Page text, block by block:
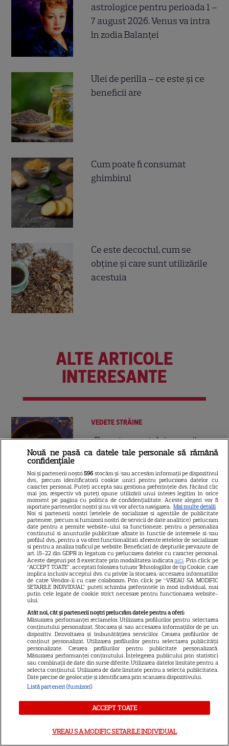
astrologice pentru perioada 1 –
7 august 2026. Venus va intra
în zodia Balanței
Ulei de perilla – ce este și ce
beneficii are
Cum poate fi consumat
ghimbirul
Ce este decoctul, cum se
obţine şi care sunt utilizările
acestuia
ALTE ARTICOLE
INTERESANTE
11
VEDETE STRĂINE
„Povestea peștelui posac”,
aventura animată inspirată
York Times, ajunge în
cinematografe pe 7 august
16
NETFLIX
Noutăți Netflix în august 2026:
Robert De Niro, „Nosferatu” și
noile sezoane din „Outer
Banks” și „Un veac de
singurătate”
14
Sean Astin din „Stăpânul
Inelelor” a fost nevoit să își
vândă casa din cauza
salariului mic: Câți bani a
primit de fapt
Elon Musk, atac la adresa
regizorului premiat cu Oscar
Nouă ne pasă ca datele tale personale să rămână
confidențiale
Noi și partenerii noștri596 stocăm și/sau accesăm informații pe dispozitivul
dvs., precum identificatorii cookie unici pentru prelucrarea datelor cu
caracter personal. Puteți accepta sau gestiona preferințele dvs. făcând clic
mai jos, respectiv vă puteți opune utilizării unui interes legitim în orice
moment pe pagina cu politica de confidențialitate. Aceste alegeri vor fi
raportate partenerilor noștri și nu vă vor afecta navigarea. Mai multe detalii
Noi si partenerii nostri (retelele de socializare si agentiile de publicitate
partenere, precum si furnizorii nostri de servicii de date analitice) prelucram
date pentru a permite website-ului sa functioneze, pentru a personaliza
continutul si anunturile publicitare afisate in functie de interesele si/sau
profilul dvs., pentru a va oferi functionalitati aferente retelelor de socializare
si pentru a analiza traficul pe website. Beneficiati de drepturile prevazute de
art. 15-22 din GDPR in legatura cu prelucrarea datelor cu caracter personal.
Aceste drepturi pot fi exercitate prin modalitatea indicataaici. Prin click pe
“ACCEPT TOATE”, acceptati folosirea tuturor Tehnologiilor de tip Cookie, care
implica inclusiv acceptul dvs. cu privire la stocarea/accesarea informatiilor
de catre Vendor-ii cu care colaboram. Prin click pe “VREAU SA MODIFIC
SETARILE INDIVIDUAL” puteti schimba preferintele in mod individual, mai
putin cele legate de cookie strict necesare pentru functionarea website-
ului.
Atât noi, cât și partenerii noștri prelucrăm datele pentru a oferi:
Măsurarea performanței reclamelor. Utilizarea profilurilor pentru selectarea
conținutului personalizat. Stocarea și/sau accesarea informațiilor de pe un
dispozitiv. Dezvoltarea și îmbunătățirea serviciilor. Crearea profilurilor de
conținut personalizat. Utilizarea profilurilor pentru selectarea publicității
personalizate. Crearea profilurilor pentru publicitate personalizată.
Măsurarea performanței conținutului. Înțelegerea publicului prin statistici
sau combinații de date din surse diferite. Utilizarea datelor limitate pentru a
selecta conținutul. Utilizarea de date limitate pentru a selecta publicitatea.
Date precise de geolocație și identificarea prin scanarea dispozitivului.
Listă parteneri (furnizori)
ACCEPT TOATE
VREAU SA MODIFIC SETARILE INDIVIDUAL